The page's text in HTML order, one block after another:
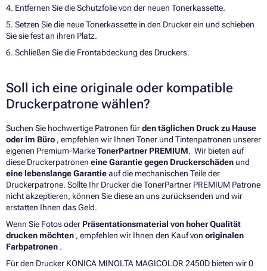
4. Entfernen Sie die Schutzfolie von der neuen Tonerkassette.
5. Setzen Sie die neue Tonerkassette in den Drucker ein und schieben
Sie sie fest an ihren Platz.
6. Schließen Sie die Frontabdeckung des Druckers.
Soll ich eine originale oder kompatible
Druckerpatrone wählen?
Suchen Sie hochwertige Patronen fürden täglichen Druck zu Hause
oder im Büro , empfehlen wir Ihnen Toner und Tintenpatronen unserer
eigenen Premium-MarkeTonerPartner PREMIUM. Wir bieten auf
diese Druckerpatronen eine Garantie gegen Druckerschäden und
eine lebenslange Garantieauf die mechanischen Teile der
Druckerpatrone. Sollte Ihr Drucker die TonerPartner PREMIUM Patrone
nicht akzeptieren, können Sie diese an uns zurücksenden und wir
erstatten Ihnen das Geld.
Wenn Sie Fotos oder Präsentationsmaterial von hoher Qualität
drucken möchten , empfehlen wir Ihnen den Kauf von originalen
Farbpatronen .
Für den Drucker KONICA MINOLTA MAGICOLOR 2450D bieten wir 0